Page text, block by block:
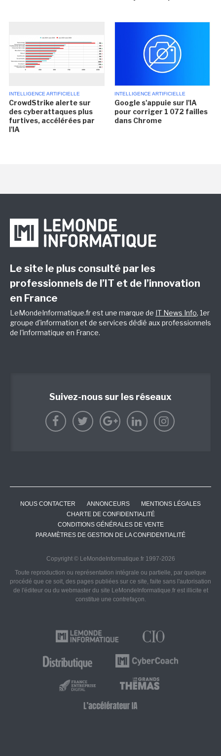
INTELLIGENCE ARTIFICIELLE
CrowdStrike alerte sur
des cyberattaques plus
furtives, accélérées par
l'IA
INTELLIGENCE ARTIFICIELLE
Google s'appuie sur l'IA
pour corriger 1 072 failles
dans Chrome
Le site le plus consulté par les
professionnels de l’IT et de l’innovation
en France
LeMondeInformatique.fr est une marque de IT News Info, 1er
groupe d'information et de services dédié aux professionnels
de l'informatique en France.
Suivez-nous sur les réseaux
NOUS CONTACTER ANNONCEURS
MENTIONS LÉGALES
CHARTE DE CONFIDENTIALITÉ
CONDITIONS GÉNÉRALES DE VENTE
PARAMÈTRES DE GESTION DE LA CONFIDENTIALITÉ
Copyright © LeMondeInformatique.fr 1997-2026
Toute reproduction ou représentation intégrale ou partielle, par quelque
procédé que ce soit, des pages publiées sur ce site, faite sans l'autorisation
de l'éditeur ou du webmaster du site LeMondeInformatique.fr est illicite et
constitue une contrefaçon.